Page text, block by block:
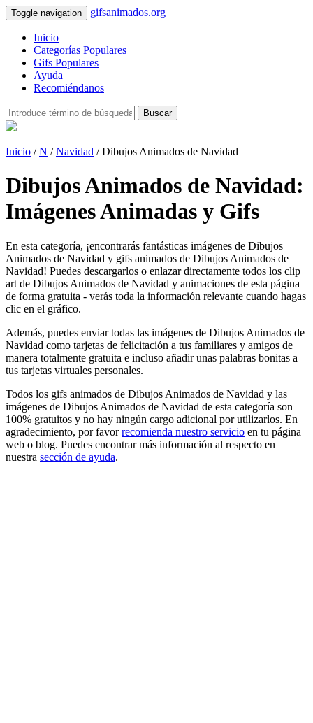
Toggle navigation gifsanimados.org
Inicio
Categorías Populares
Gifs Populares
Ayuda
Recomiéndanos
Buscar
Inicio /N /Navidad / Dibujos Animados de Navidad
Dibujos Animados de Navidad:
Imágenes Animadas y Gifs
En esta categoría, ¡encontrarás fantásticas imágenes de Dibujos
Animados de Navidad y gifs animados de Dibujos Animados de
Navidad! Puedes descargarlos o enlazar directamente todos los clip
art de Dibujos Animados de Navidad y animaciones de esta página
de forma gratuita - verás toda la información relevante cuando hagas
clic en el gráfico.
Además, puedes enviar todas las imágenes de Dibujos Animados de
Navidad como tarjetas de felicitación a tus familiares y amigos de
manera totalmente gratuita e incluso añadir unas palabras bonitas a
tus tarjetas virtuales personales.
Todos los gifs animados de Dibujos Animados de Navidad y las
imágenes de Dibujos Animados de Navidad de esta categoría son
100% gratuitos y no hay ningún cargo adicional por utilizarlos. En
agradecimiento, por favorrecomienda nuestro servicio en tu página
web o blog. Puedes encontrar más información al respecto en
nuestra sección de ayuda.